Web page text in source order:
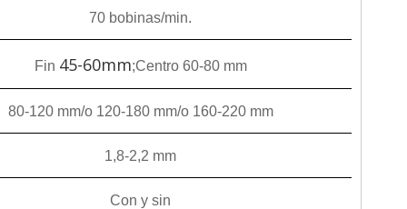
70 bobinas/min.
Fin 45-60mm;Centro 60-80 mm
80-120 mm/o 120-180 mm/o 160-220 mm
1,8-2,2 mm
Con y sin